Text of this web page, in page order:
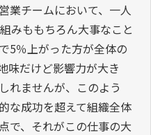
業チームにおいて、一人
みももちろん大事なこと
5％上がった方が全体の
味だけど影響力が大き
れませんが、このよう
な成功を超えて組織全体
で、それがこの仕事の大